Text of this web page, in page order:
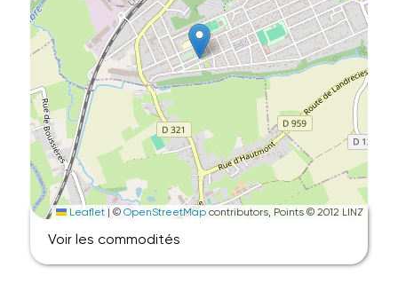
Leaflet | ©OpenStreetMap contributors, Points © 2012 LINZ
Voir les commodités